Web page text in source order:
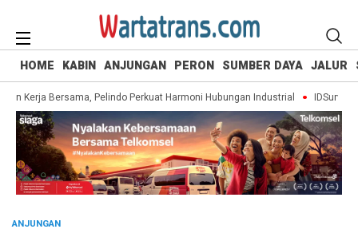
HOME KABIN ANJUNGAN PERON SUMBER DAYA JALUR
Bersama, Pelindo Perkuat Harmoni Hubungan Industrial IDSurvey
ANJUNGAN